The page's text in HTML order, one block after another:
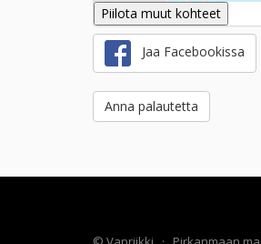
Piilota muut kohteet
Jaa Facebookissa
Anna palautetta